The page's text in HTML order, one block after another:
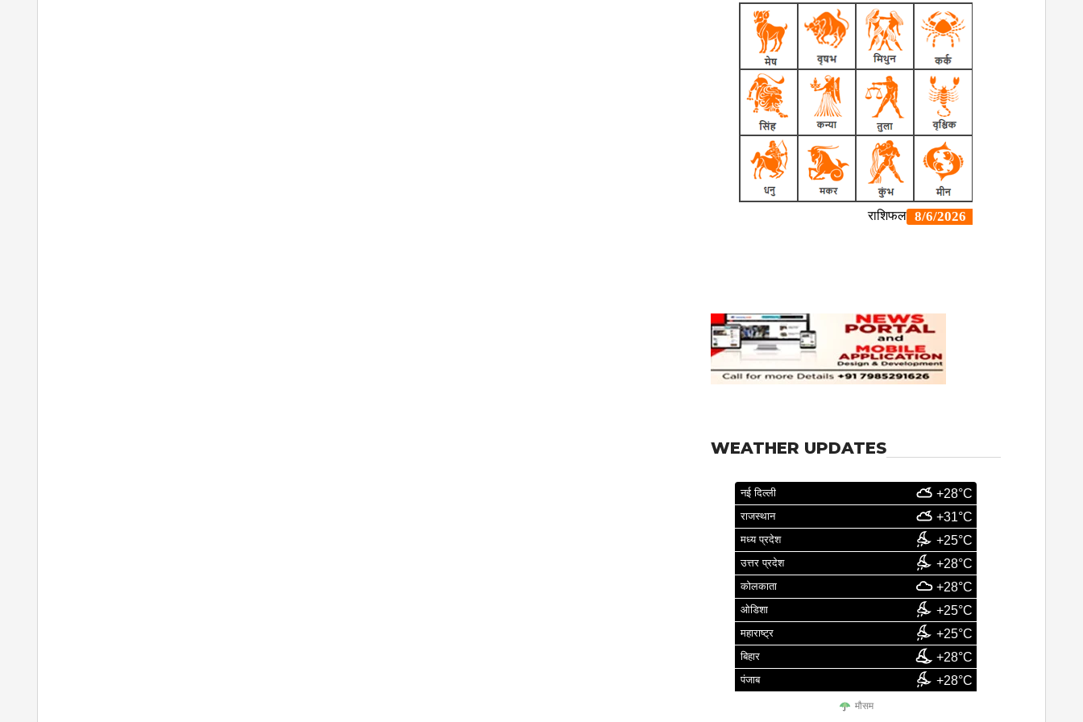
WEATHER UPDATES
नई दिल्ली +28°C
राजस्थान +31°C
मध्य प्रदेश +25°C
उत्तर प्रदेश +28°C
कोलकाता +28°C
ओडिशा +25°C
महाराष्ट्र +25°C
बिहार +28°C
पंजाब +28°C
मौसम